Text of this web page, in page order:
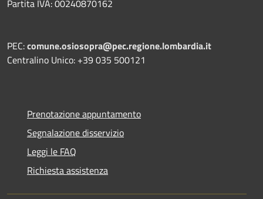
Partita IVA: 00240870162
PEC:comune.osiosopra@pec.regione.lombardia.it
Centralino Unico: +39 035 500121
Prenotazione appuntamento
Segnalazione disservizio
Leggi le FAQ
Richiesta assistenza